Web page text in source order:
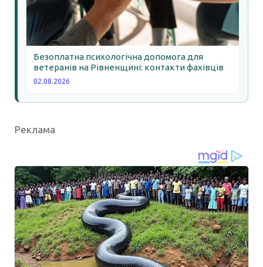
Безоплатна психологічна допомога для
ветеранів на Рівненщині: контакти фахівців
02.08.2026
Реклама